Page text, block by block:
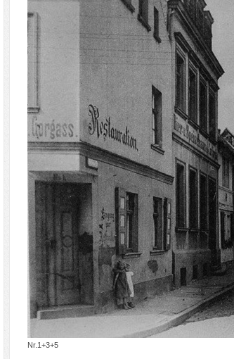
Nr.1+3+5